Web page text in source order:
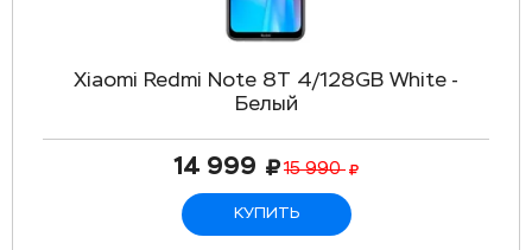
Xiaomi Redmi Note 8T 4/128GB White -
Белый
14 999 15 990
КУПИТЬ